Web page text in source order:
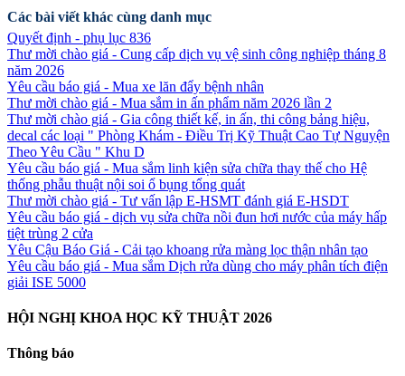
Các bài viết khác cùng danh mục
Quyết định - phụ lục 836
Thư mời chào giá - Cung cấp dịch vụ vệ sinh công nghiệp tháng 8
năm 2026
Yêu cầu báo giá - Mua xe lăn đẩy bệnh nhân
Thư mời chào giá - Mua sắm in ấn phẩm năm 2026 lần 2
Thư mời chào giá - Gia công thiết kế, in ấn, thi công bảng hiệu,
decal các loại " Phòng Khám - Điều Trị Kỹ Thuật Cao Tự Nguyện
Theo Yêu Cầu " Khu D
Yêu cầu báo giá - Mua sắm linh kiện sửa chữa thay thế cho Hệ
thống phẫu thuật nội soi ổ bụng tổng quát
Thư mời chào giá - Tư vấn lập E-HSMT đánh giá E-HSDT
Yêu cầu báo giá - dịch vụ sửa chữa nồi đun hơi nước của máy hấp
tiệt trùng 2 cửa
Yêu Cậu Báo Giá - Cải tạo khoang rửa màng lọc thận nhân tạo
Yêu cầu báo giá - Mua sắm Dịch rửa dùng cho máy phân tích điện
giải ISE 5000
HỘI NGHỊ KHOA HỌC KỸ THUẬT 2026
Thông báo